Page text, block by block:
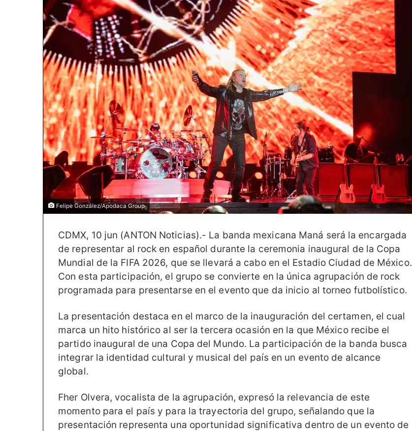
Felipe González/Apodaca Group
CDMX, 10 jun (ANTON Noticias).- La banda mexicana Maná será la encargada
de representar al rock en español durante la ceremonia inaugural de la Copa
Mundial de la FIFA 2026, que se llevará a cabo en el Estadio Ciudad de México.
Con esta participación, el grupo se convierte en la única agrupación de rock
programada para presentarse en el evento que da inicio al torneo futbolístico.
La presentación destaca en el marco de la inauguración del certamen, el cual
marca un hito histórico al ser la tercera ocasión en la que México recibe el
partido inaugural de una Copa del Mundo. La participación de la banda busca
integrar la identidad cultural y musical del país en un evento de alcance
global.
Fher Olvera, vocalista de la agrupación, expresó la relevancia de este
momento para el país y para la trayectoria del grupo, señalando que la
presentación representa una oportunidad significativa dentro de un evento de